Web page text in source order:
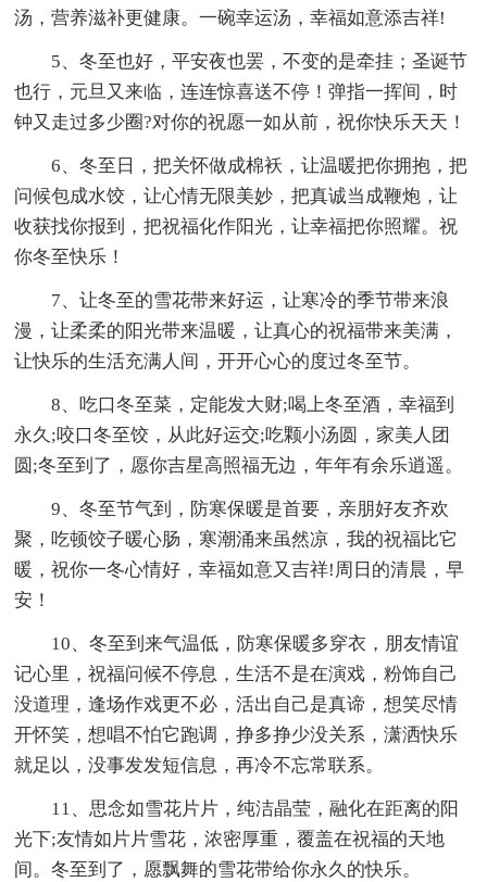
汤，营养滋补更健康。一碗幸运汤，幸福如意添吉祥!
5、冬至也好，平安夜也罢，不变的是牵挂；圣诞节
也行，元旦又来临，连连惊喜送不停！弹指一挥间，时
钟又走过多少圈?对你的祝愿一如从前，祝你快乐天天！
6、冬至日，把关怀做成棉袄，让温暖把你拥抱，把
问候包成水饺，让心情无限美妙，把真诚当成鞭炮，让
收获找你报到，把祝福化作阳光，让幸福把你照耀。祝
你冬至快乐！
7、让冬至的雪花带来好运，让寒冷的季节带来浪
漫，让柔柔的阳光带来温暖，让真心的祝福带来美满，
让快乐的生活充满人间，开开心心的度过冬至节。
8、吃口冬至菜，定能发大财;喝上冬至酒，幸福到
永久;咬口冬至饺，从此好运交;吃颗小汤圆，家美人团
圆;冬至到了，愿你吉星高照福无边，年年有余乐逍遥。
9、冬至节气到，防寒保暖是首要，亲朋好友齐欢
聚，吃顿饺子暖心肠，寒潮涌来虽然凉，我的祝福比它
暖，祝你一冬心情好，幸福如意又吉祥!周日的清晨，早
安！
10、冬至到来气温低，防寒保暖多穿衣，朋友情谊
记心里，祝福问候不停息，生活不是在演戏，粉饰自己
没道理，逢场作戏更不必，活出自己是真谛，想笑尽情
开怀笑，想唱不怕它跑调，挣多挣少没关系，潇洒快乐
就足以，没事发发短信息，再冷不忘常联系。
11、思念如雪花片片，纯洁晶莹，融化在距离的阳
光下;友情如片片雪花，浓密厚重，覆盖在祝福的天地
间。冬至到了，愿飘舞的雪花带给你永久的快乐。